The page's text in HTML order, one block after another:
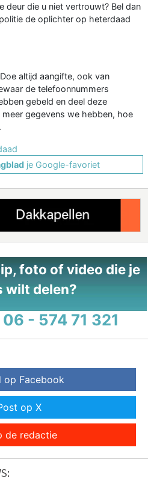
deur die u niet vertrouwt? Bel dan
de oplichter op heterdaad
altijd aangifte, ook van
de telefoonnummers
gebeld en deel deze
gegevens we hebben, hoe
je Google-favoriet
foto of video die je
wilt delen?
06 - 574 71 321
op Facebook
op X
de redactie